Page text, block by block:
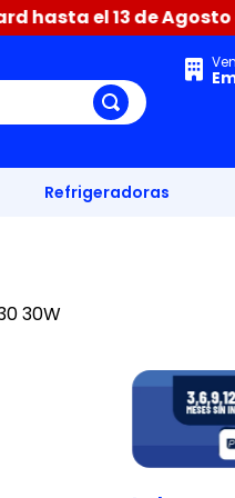
Agosto difiere
Refrigeradoras
30W